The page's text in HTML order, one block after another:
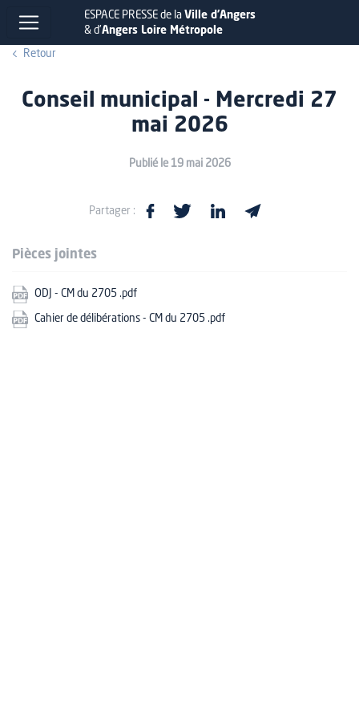
ESPACE PRESSE de la Ville d'Angers
& d'Angers Loire Métropole
Retour
Conseil municipal - Mercredi 27
mai 2026
Publié le 19 mai 2026
Partager :
Pièces jointes
ODJ - CM du 2705 .pdf
Cahier de délibérations - CM du 2705 .pdf